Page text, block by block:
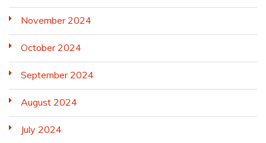
November 2024
October 2024
September 2024
August 2024
July 2024